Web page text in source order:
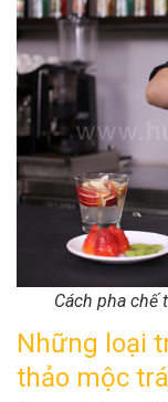
Cách pha
Những loại
thảo mộc